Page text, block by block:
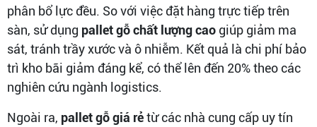
phân bổ lực đều. So với việc đặt hàng trực tiếp trên
sàn, sử dụng pallet gỗ chất lượng cao giúp giảm ma
sát, tránh trầy xước và ô nhiễm. Kết quả là chi phí bảo
trì kho bãi giảm đáng kể, có thể lên đến 20% theo các
nghiên cứu ngành logistics.
Ngoài ra, pallet gỗ giá rẻtừ các nhà cung cấp uy tín